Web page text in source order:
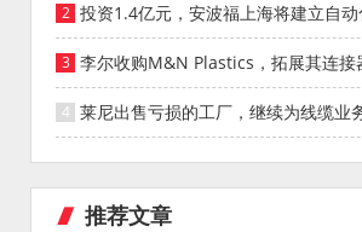
投资1.4亿元，安波福上海将建立自动
能仓库
李尔收购M&N Plastics，拓展其连接
统业务
莱尼出售亏损的工厂，继续为线缆业
投资者
推荐文章